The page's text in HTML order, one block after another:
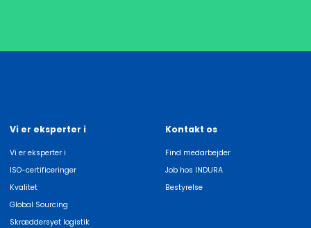
Vi er eksperter i
Vi er eksperter i
ISO-certificeringer
Kvalitet
Global Sourcing
Skræddersyet logistik
Kontakt os
Find medarbejder
Job hos INDURA
Bestyrelse